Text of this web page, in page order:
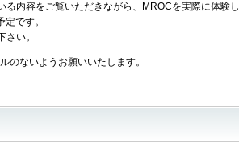
内容をご覧いただきながら、MROCを実際に体験
です。
い。
のないようお願いいたします。